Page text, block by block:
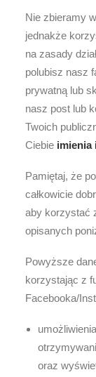
Nie zbieramy
jednakże
na zasady
polubisz nasz
prywatną lub
nasz post lub
Twoich
Ciebie imienia
Pamiętaj, że
całkowicie
aby korzystać
opisanych
Powyższe
korzystając z
Facebooka/
oraz